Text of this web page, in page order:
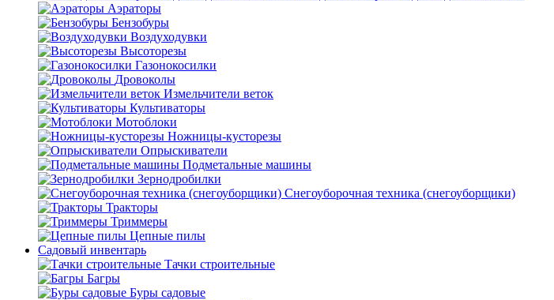
Аэраторы
Бензобуры
Воздуходувки
Высоторезы
Газонокосилки
Дровоколы
Измельчители веток
Культиваторы
Мотоблоки
Ножницы-кусторезы
Опрыскиватели
Подметальные машины
Зернодробилки
Снегоуборочная техника (снегоуборщики)
Тракторы
Триммеры
Цепные пилы
Садовый инвентарь
Тачки строительные
Багры
Буры садовые